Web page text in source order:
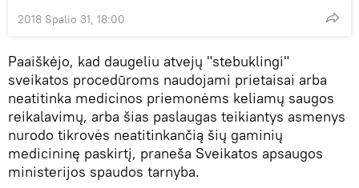
2018 Spalio 31, 18:00
Paaiškėjo, kad daugeliu atvejų "stebuklingi"
sveikatos procedūroms naudojami prietaisai arba
neatitinka medicinos priemonėms keliamų saugos
reikalavimų, arba šias paslaugas teikiantys asmenys
nurodo tikrovės neatitinkančią šių gaminių
medicininę paskirtį, praneša Sveikatos apsaugos
ministerijos spaudos tarnyba.